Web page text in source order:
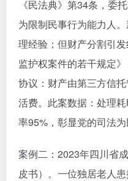
《民法典》第34条，委
为限制民事行为能力人
理经验；但财产分割引
监护权案件的若干规定
协议：财产由第三方信
活费。此案数据：处理
率95%，彰显党的司法为
案例二：2023年四川省
皮书）。一位独居老人